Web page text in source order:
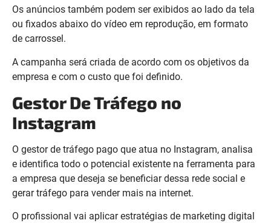
Os anúncios também podem ser exibidos ao lado da tela
ou fixados abaixo do vídeo em reprodução, em formato
de carrossel.
A campanha será criada de acordo com os objetivos da
empresa e com o custo que foi definido.
Gestor De Tráfego no
Instagram
O gestor de tráfego pago que atua no Instagram, analisa
e identifica todo o potencial existente na ferramenta para
a empresa que deseja se beneficiar dessa rede social e
gerar tráfego para vender mais na internet.
O profissional vai aplicar estratégias de marketing digital